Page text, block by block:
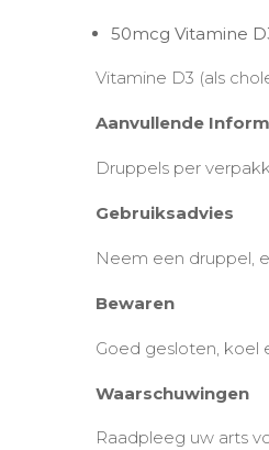
50mcg Vitamine
Vitamine D3 (als
Aanvullende
Druppels per
Gebruiksadvies
Neem een druppel,
Bewaren
Goed gesloten, koel
Waarschuwingen
Raadpleeg uw arts